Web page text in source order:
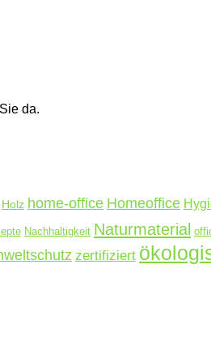
da.
Holz home-office Homeoffice
Nachhaltigkeit Naturmaterial
zertifiziert